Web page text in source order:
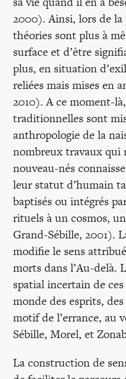
2000). Ainsi, lors de
théories sont plus à
surface et d’être
plus, en situation
reliées mais mises en
2010). A ce moment-
traditionnelles sont
anthropologie de la
nombreux travaux qui
nouveau-nés
leur statut d’humain
baptisés ou intégrés
rituels à un cosmos,
Grand-Sébille, 2001).
modifie le sens
morts dans l’Au-delà.
spatial incertain de
monde des esprits,
motif de l’errance, au
Sébille, Morel, et
La construction de